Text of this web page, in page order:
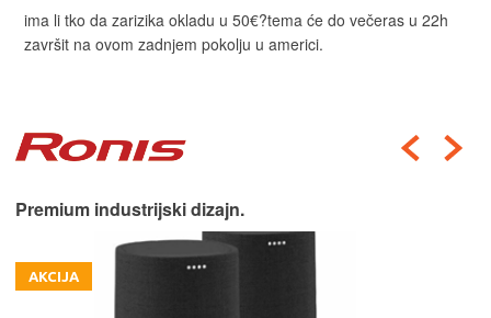
ima li tko da zarizika okladu u 50€?tema će do večeras u 22h
završit na ovom zadnjem pokolju u americi.
Premium industrijski dizajn.
AKCIJA